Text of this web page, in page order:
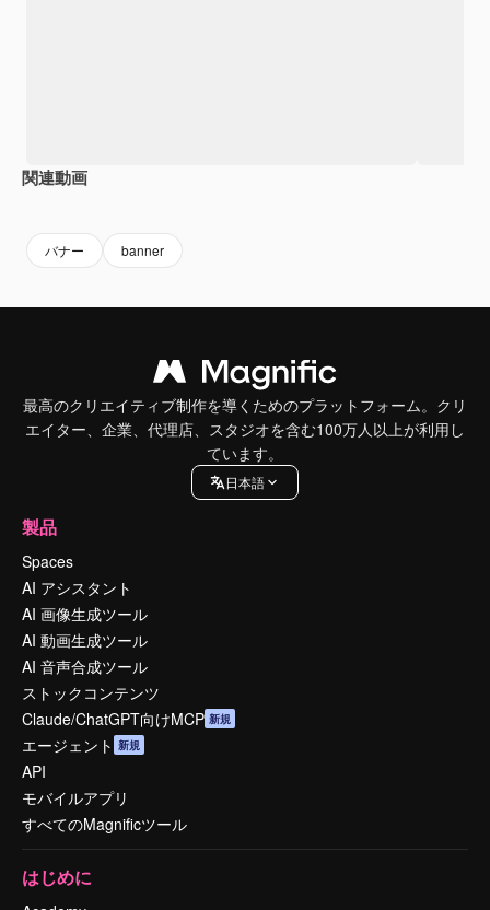
関連動画
バナー banner
最高のクリエイティブ制作を導くためのプラットフォーム。クリ
エイター、企業、代理店、スタジオを含む100万人以上が利用し
ています。
日本語
製品
Spaces
AI アシスタント
AI 画像生成ツール
AI 動画生成ツール
AI 音声合成ツール
ストックコンテンツ
Claude/ChatGPT向けMCP 新規
エージェント 新規
API
モバイルアプリ
すべてのMagnificツール
はじめに